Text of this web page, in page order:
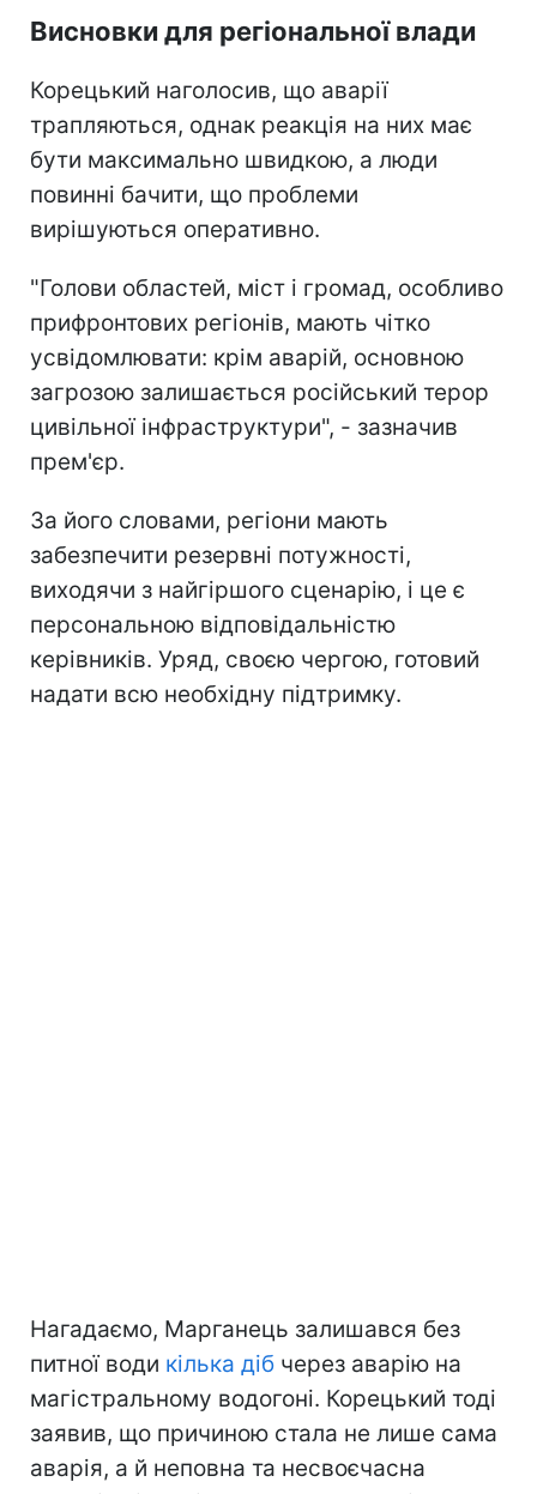
Висновки для регіональної влади
Корецький наголосив, що аварії
трапляються, однак реакція на них має
бути максимально швидкою, а люди
повинні бачити, що проблеми
вирішуються оперативно.
"Голови областей, міст і громад, особливо
прифронтових регіонів, мають чітко
усвідомлювати: крім аварій, основною
загрозою залишається російський терор
цивільної інфраструктури", - зазначив
прем'єр.
За його словами, регіони мають
забезпечити резервні потужності,
виходячи з найгіршого сценарію, і це є
персональною відповідальністю
керівників. Уряд, своєю чергою, готовий
надати всю необхідну підтримку.
Нагадаємо, Марганець залишався без
питної води кілька діб через аварію на
магістральному водогоні. Корецький тоді
заявив, що причиною стала не лише сама
аварія, а й неповна та несвоєчасна